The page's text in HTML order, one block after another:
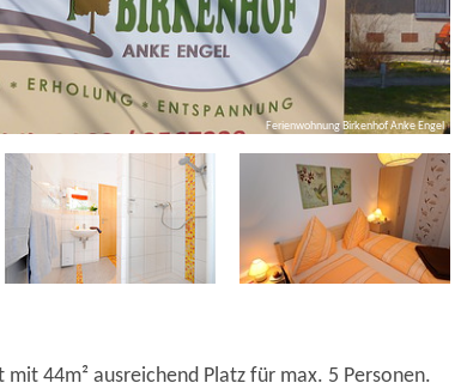
Ferienwohnung Birkenhof Anke Engel
44m² ausreichend Platz für max. 5 Personen.